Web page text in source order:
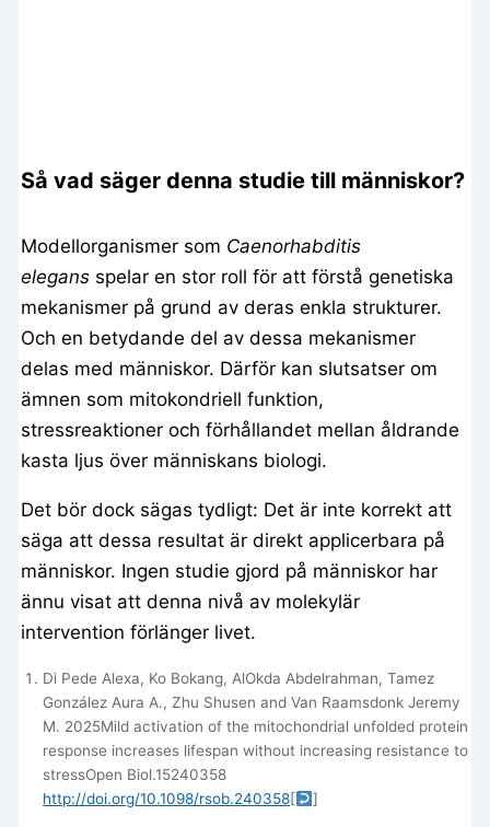
Så vad säger denna studie till människor?
Modellorganismer som Caenorhabditis
elegans spelar en stor roll för att förstå genetiska
mekanismer på grund av deras enkla strukturer.
Och en betydande del av dessa mekanismer
delas med människor. Därför kan slutsatser om
ämnen som mitokondriell funktion,
stressreaktioner och förhållandet mellan åldrande
kasta ljus över människans biologi.
Det bör dock sägas tydligt: ​​Det är inte korrekt att
säga att dessa resultat är direkt applicerbara på
människor. Ingen studie gjord på människor har
ännu visat att denna nivå av molekylär
intervention förlänger livet.
Di Pede Alexa, Ko Bokang, AlOkda Abdelrahman, Tamez
González Aura A., Zhu Shusen and Van Raamsdonk Jeremy
M. 2025Mild activation of the mitochondrial unfolded protein
response increases lifespan without increasing resistance to
stressOpen Biol.15240358
http://doi.org/10.1098/rsob.240358[ ]